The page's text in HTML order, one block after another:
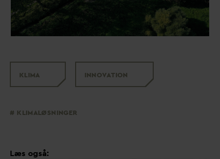
KLIMA INNOVATION
KLIMALØSNINGER
Læs også: